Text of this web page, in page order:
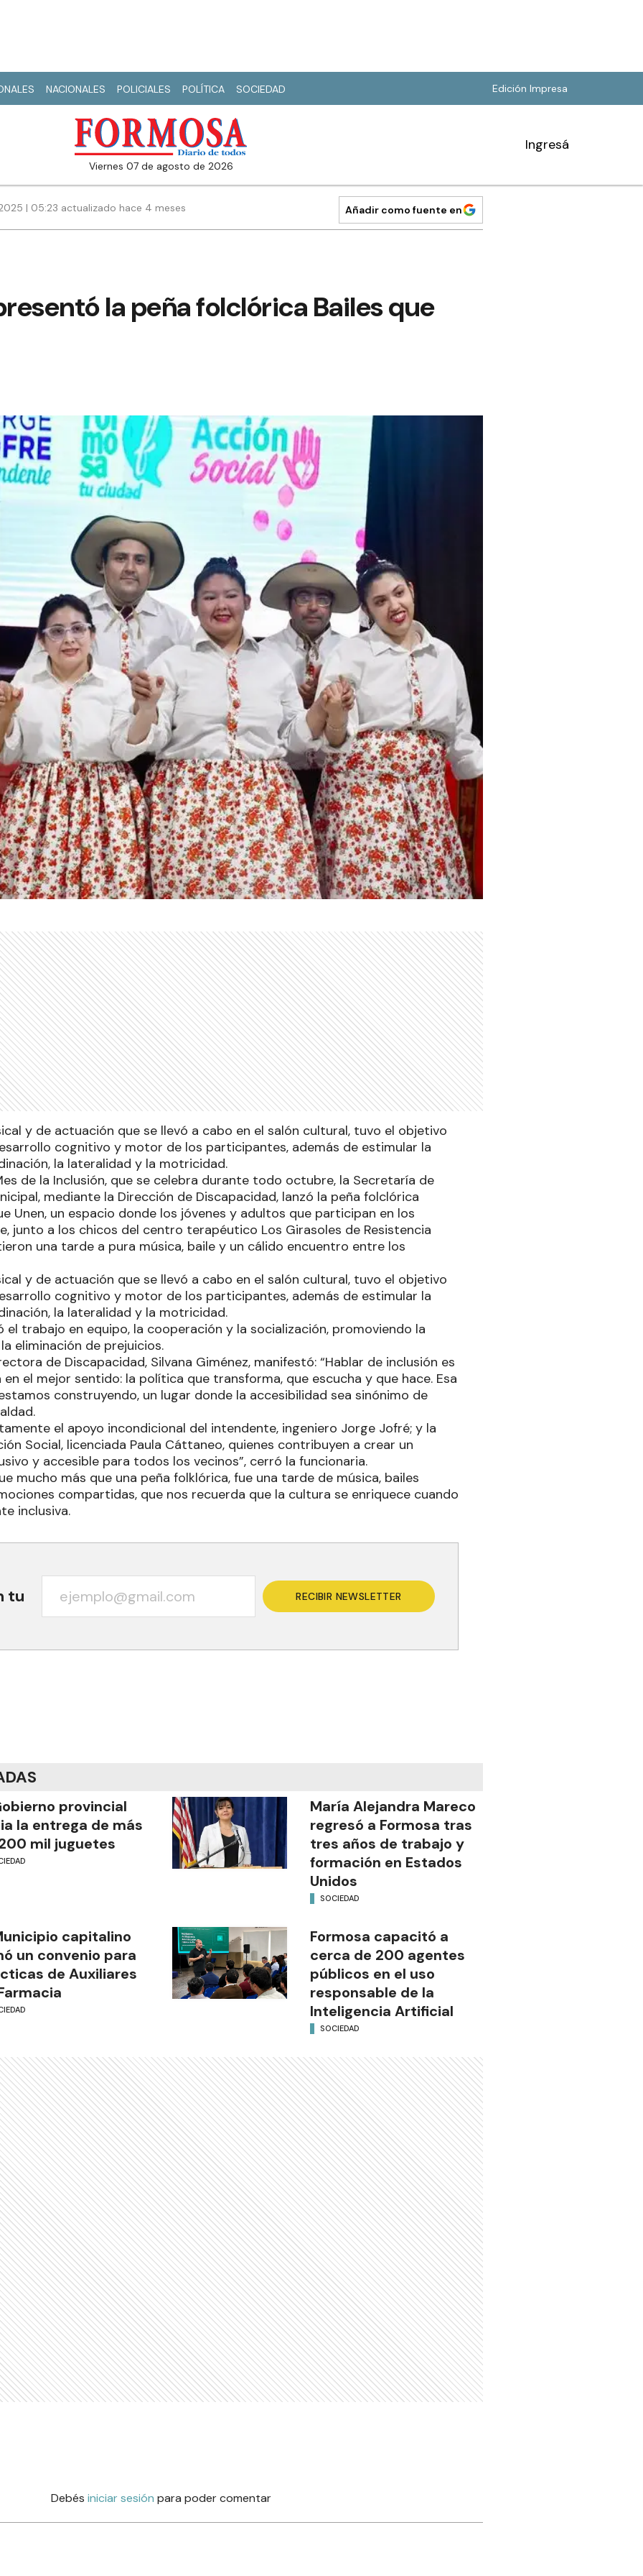
NACIONALES POLICIALES POLÍTICA SOCIEDAD Edición Impresa
viernes 07 de agosto de 2026
Ingresá
| 05:23 actualizado hace 4 meses Añadir como fuente en
la peña folclórica Bailes que
y de actuación que se llevó a cabo en el salón cultural, tuvo el objetivo
cognitivo y motor de los participantes, además de estimular la
la lateralidad y la motricidad.
de la Inclusión, que se celebra durante todo octubre, la Secretaría de
mediante la Dirección de Discapacidad, lanzó la peña folclórica
Unen, un espacio donde los jóvenes y adultos que participan en los
junto a los chicos del centro terapéutico Los Girasoles de Resistencia
una tarde a pura música, baile y un cálido encuentro entre los
y de actuación que se llevó a cabo en el salón cultural, tuvo el objetivo
cognitivo y motor de los participantes, además de estimular la
la lateralidad y la motricidad.
el trabajo en equipo, la cooperación y la socialización, promoviendo la
eliminación de prejuicios.
de Discapacidad, Silvana Giménez, manifestó: “Hablar de inclusión es
el mejor sentido: la política que transforma, que escucha y que hace. Esa
construyendo, un lugar donde la accesibilidad sea sinónimo de
el apoyo incondicional del intendente, ingeniero Jorge Jofré; y la
Social, licenciada Paula Cáttaneo, quienes contribuyen a crear un
y accesible para todos los vecinos”, cerró la funcionaria.
mucho más que una peña folklórica, fue una tarde de música, bailes
compartidas, que nos recuerda que la cultura se enriquece cuando
inclusiva.
tu RECIBIR NEWSLETTER
provincial
la entrega de más
mil juguetes
María Alejandra Mareco
regresó a Formosa tras
tres años de trabajo y
formación en Estados
Unidos
SOCIEDAD
capitalino
un convenio para
de Auxiliares
Formosa capacitó a
cerca de 200 agentes
públicos en el uso
responsable de la
Inteligencia Artificial
SOCIEDAD
Debés iniciar sesión para poder comentar